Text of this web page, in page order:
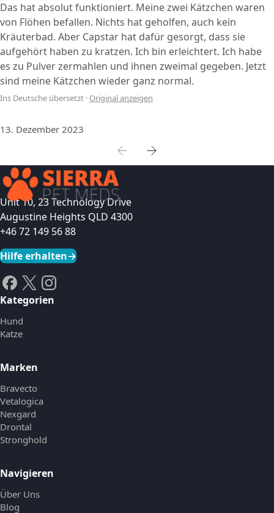
Das hat absolut funktioniert. Meine zwei Kätzchen waren
von Flöhen befallen. Nichts hat geholfen, auch kein
Kräuterbad. Aber Capstar hat dafür gesorgt, dass sie
aufgehört haben zu kratzen. Ich bin erleichtert. Ich habe
es zu Pulver zermahlen und ihnen zweimal gegeben. Jetzt
sind meine Kätzchen wieder ganz normal.
Ins Deutsche übersetzt · Original anzeigen
13. Dezember 2023
Unit 10, 23 Technology Drive
Augustine Heights QLD 4300
+46 72 149 56 88
Hilfe erhalten→
Kategorien
Hund
Katze
Marken
Bravecto
Vetalogica
Nexgard
Drontal
Stronghold
Navigieren
Über Uns
Blog